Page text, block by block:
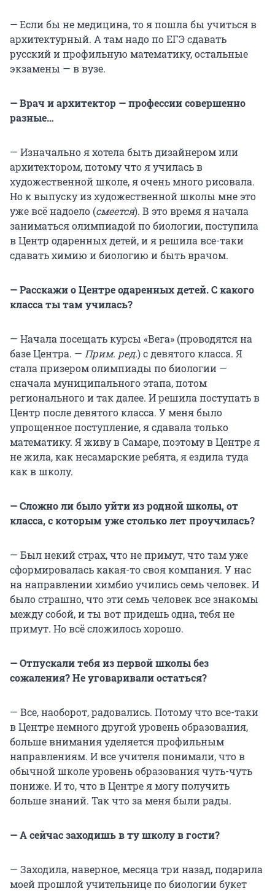
—Если бы не медицина, то я пошла бы учиться в
архитектурный. А там надо по ЕГЭ сдавать
русский и профильную математику, остальные
экзамены — в вузе.
— Врач и архитектор — профессии совершенно
разные…
— Изначально я хотела быть дизайнером или
архитектором, потому что я училась в
художественной школе, я очень много рисовала.
Но к выпуску из художественной школы мне это
уже всё надоело (смеется). В это время я начала
заниматься олимпиадой по биологии, поступила
в Центр одаренных детей, и я решила все-таки
сдавать химию и биологию и быть врачом.
— Расскажи о Центре одаренных детей. С какого
класса ты там училась?
— Начала посещать курсы «Вега» (проводятся на
базе Центра. — Прим. ред.) с девятого класса. Я
стала призером олимпиады по биологии —
сначала муниципального этапа, потом
регионального и так далее. И решила поступать в
Центр после девятого класса. У меня было
упрощенное поступление, я сдавала только
математику. Я живу в Самаре, поэтому в Центре я
не жила, как несамарские ребята, я ездила туда
как в школу.
— Сложно ли было уйти из родной школы, от
класса, с которым уже столько лет проучилась?
— Был некий страх, что не примут, что там уже
сформировалась какая-то своя компания. У нас
на направлении химбио учились семь человек. И
было страшно, что эти семь человек все знакомы
между собой, и ты вот придешь одна, тебя не
примут. Но всё сложилось хорошо.
— Отпускали тебя из первой школы без
сожаления? Не уговаривали остаться?
— Все, наоборот, радовались. Потому что все-таки
в Центре немного другой уровень образования,
больше внимания уделяется профильным
направлениям. И все учителя понимали, что в
обычной школе уровень образования чуть-чуть
пониже. И то, что в Центре я могу получить
больше знаний. Так что за меня были рады.
— А сейчас заходишь в ту школу в гости?
— Заходила, наверное, месяца три назад, подарила
моей прошлой учительнице по биологии букет